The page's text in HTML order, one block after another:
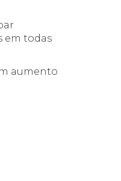
em todas
aumento